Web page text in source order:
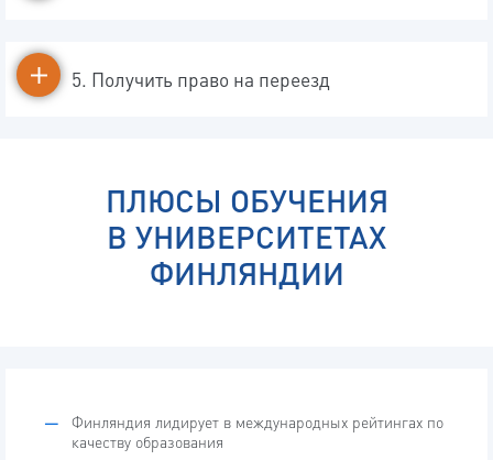
5. Получить право на переезд
ПЛЮСЫ ОБУЧЕНИЯ
В УНИВЕРСИТЕТАХ
ФИНЛЯНДИИ
Финляндия лидирует в международных рейтингах по
качеству образования